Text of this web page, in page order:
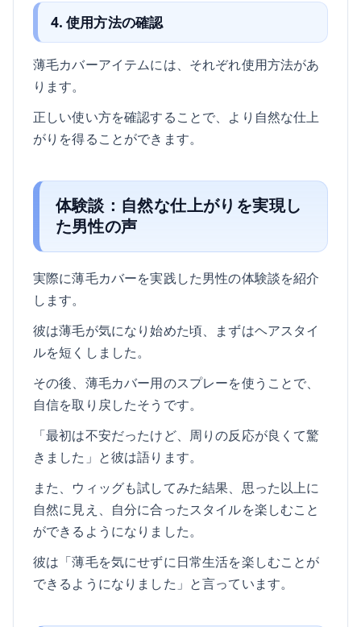
4. 使用方法の確認
薄毛カバーアイテムには、それぞれ使用方法があ
ります。
正しい使い方を確認することで、より自然な仕上
がりを得ることができます。
体験談：自然な仕上がりを実現し
た男性の声
実際に薄毛カバーを実践した男性の体験談を紹介
します。
彼は薄毛が気になり始めた頃、まずはヘアスタイ
ルを短くしました。
その後、薄毛カバー用のスプレーを使うことで、
自信を取り戻したそうです。
「最初は不安だったけど、周りの反応が良くて驚
きました」と彼は語ります。
また、ウィッグも試してみた結果、思った以上に
自然に見え、自分に合ったスタイルを楽しむこと
ができるようになりました。
彼は「薄毛を気にせずに日常生活を楽しむことが
できるようになりました」と言っています。